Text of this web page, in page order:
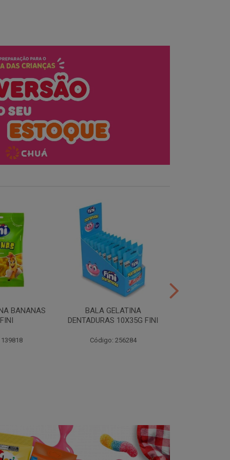
BANANAS
BALA GELATINA
DENTADURAS 10X35G FINI
Código: 256284